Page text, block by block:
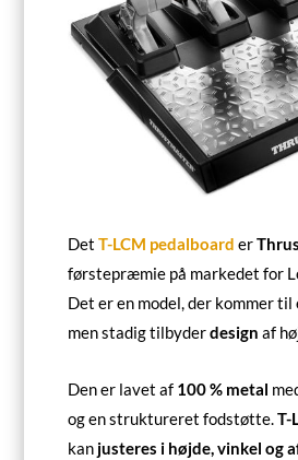
DetT-LCM pedalboarder
førstepræmie på markedet for
Det er en model, der kommer til
men stadig tilbyderdesign af
Den er lavet af 100 % metal
og en struktureret fodstøtte.T-
kan justeres i højde, vinkel og